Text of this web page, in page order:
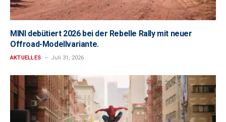
MINI debütiert 2026 bei der Rebelle Rally mit neuer
Offroad-Modellvariante.
AKTUELLES Juli 31, 2026